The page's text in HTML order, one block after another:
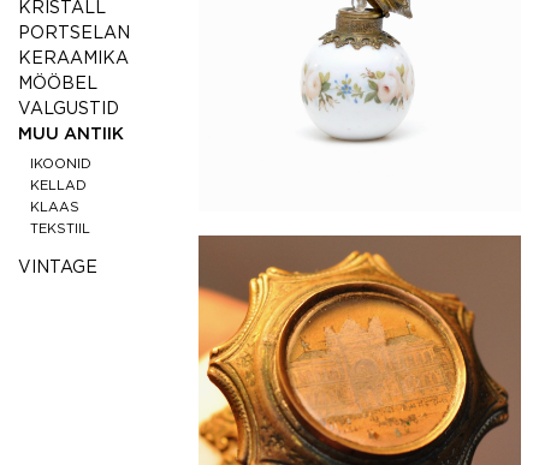
KRISTALL
PORTSELAN
KERAAMIKA
MÖÖBEL
VALGUSTID
MUU ANTIIK
IKOONID
KELLAD
KLAAS
TEKSTIIL
VINTAGE